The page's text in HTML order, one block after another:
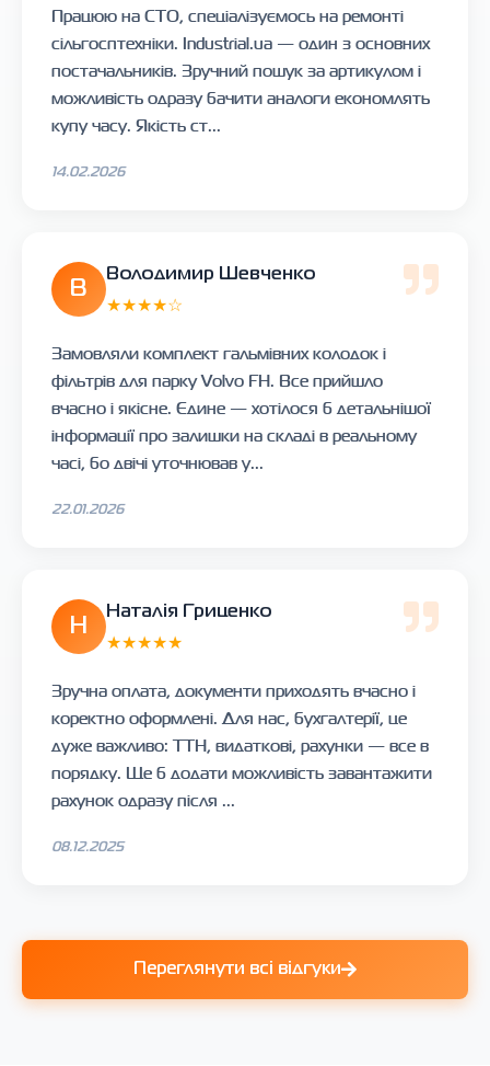
Працюю на СТО, спеціалізуємось на ремонті
сільгосптехніки. Industrial.ua — один з основних
постачальників. Зручний пошук за артикулом і
можливість одразу бачити аналоги економлять
купу часу. Якість ст...
14.02.2026
В
Володимир Шевченко
★★★★☆
Замовляли комплект гальмівних колодок і
фільтрів для парку Volvo FH. Все прийшло
вчасно і якісне. Єдине — хотілося б детальнішої
інформації про залишки на складі в реальному
часі, бо двічі уточнював у...
22.01.2026
Н
Наталія Гриценко
★★★★★
Зручна оплата, документи приходять вчасно і
коректно оформлені. Для нас, бухгалтерії, це
дуже важливо: ТТН, видаткові, рахунки — все в
порядку. Ще б додати можливість завантажити
рахунок одразу після ...
08.12.2025
Переглянути всі відгуки